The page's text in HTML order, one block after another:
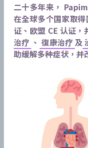
二十多年来，
在全球多个国家取
证、欧盟 CE 认证
治疗 、 復康治疗 及
助缓解多种症状，并